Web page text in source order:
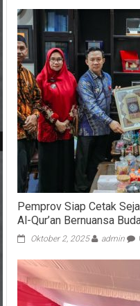
Pemprov Siap Cetak
Al-Qur’an Bernuansa
Oktober 2, 2025 admin